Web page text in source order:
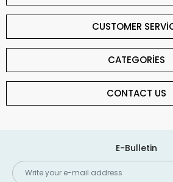
CUSTOMER
CATEGORİES
CONTACT US
E-Bulletin